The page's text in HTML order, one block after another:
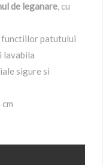
de leganare, cu
functiilor patutului
lavabila
sigure si